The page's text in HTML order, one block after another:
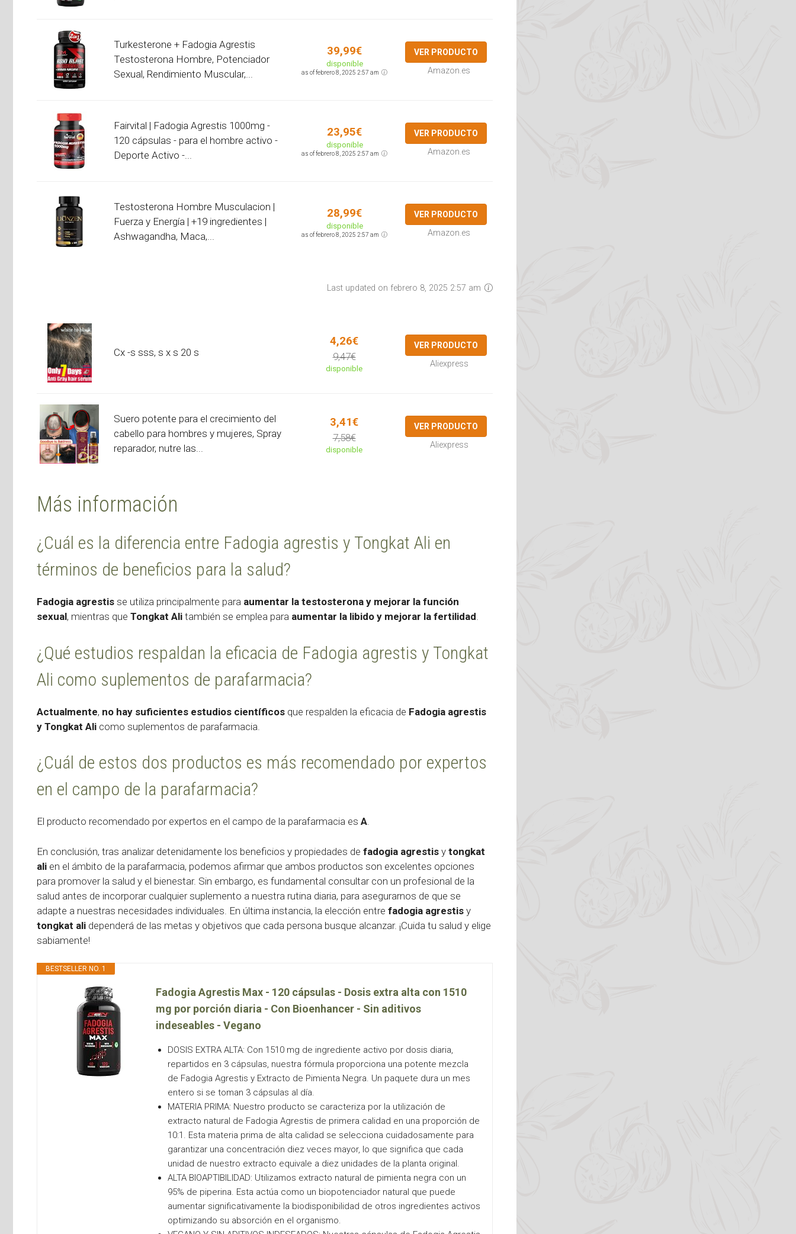
Turkesterone + Fadogia Agrestis
Testosterona Hombre, Potenciador
Sexual, Rendimiento Muscular,...
39,99€
disponible
as of febrero 8, 2025 2:57 am
VER PRODUCTO
Amazon.es
Fairvital | Fadogia Agrestis 1000mg -
120 cápsulas - para el hombre activo -
Deporte Activo -...
23,95€
disponible
as of febrero 8, 2025 2:57 am
VER PRODUCTO
Amazon.es
Testosterona Hombre Musculacion |
Fuerza y Energía | +19 ingredientes |
Ashwagandha, Maca,...
28,99€
disponible
as of febrero 8, 2025 2:57 am
VER PRODUCTO
Amazon.es
Last updated on febrero 8, 2025 2:57 am
Cx -s sss, s x s 20 s
4,26€
9,47€
disponible
VER PRODUCTO
Aliexpress
Suero potente para el crecimiento del
cabello para hombres y mujeres, Spray
reparador, nutre las...
3,41€
7,58€
disponible
VER PRODUCTO
Aliexpress
Más información
¿Cuál es la diferencia entre Fadogia agrestis y Tongkat Ali en
términos de beneficios para la salud?
Fadogia agrestis se utiliza principalmente para aumentar la testosterona y mejorar la función
sexual, mientras que Tongkat Ali también se emplea para aumentar la libido y mejorar la fertilidad.
¿Qué estudios respaldan la eficacia de Fadogia agrestis y Tongkat
Ali como suplementos de parafarmacia?
Actualmente, no hay suficientes estudios científicos que respalden la eficacia de Fadogia agrestis
y Tongkat Ali como suplementos de parafarmacia.
¿Cuál de estos dos productos es más recomendado por expertos
en el campo de la parafarmacia?
El producto recomendado por expertos en el campo de la parafarmacia es A.
En conclusión, tras analizar detenidamente los beneficios y propiedades de fadogia agrestis y tongkat
ali en el ámbito de la parafarmacia, podemos afirmar que ambos productos son excelentes opciones
para promover la salud y el bienestar. Sin embargo, es fundamental consultar con un profesional de la
salud antes de incorporar cualquier suplemento a nuestra rutina diaria, para asegurarnos de que se
adapte a nuestras necesidades individuales. En última instancia, la elección entre fadogia agrestis y
tongkat ali dependerá de las metas y objetivos que cada persona busque alcanzar. ¡Cuida tu salud y elige
sabiamente!
BESTSELLER NO. 1
Fadogia Agrestis Max - 120 cápsulas - Dosis extra alta con 1510
mg por porción diaria - Con Bioenhancer - Sin aditivos
indeseables - Vegano
DOSIS EXTRA ALTA: Con 1510 mg de ingrediente activo por dosis diaria,
repartidos en 3 cápsulas, nuestra fórmula proporciona una potente mezcla
de Fadogia Agrestis y Extracto de Pimienta Negra. Un paquete dura un mes
entero si se toman 3 cápsulas al día.
MATERIA PRIMA: Nuestro producto se caracteriza por la utilización de
extracto natural de Fadogia Agrestis de primera calidad en una proporción de
10:1. Esta materia prima de alta calidad se selecciona cuidadosamente para
garantizar una concentración diez veces mayor, lo que significa que cada
unidad de nuestro extracto equivale a diez unidades de la planta original.
ALTA BIOAPTIBILIDAD: Utilizamos extracto natural de pimienta negra con un
95% de piperina. Esta actúa como un biopotenciador natural que puede
aumentar significativamente la biodisponibilidad de otros ingredientes activos
optimizando su absorción en el organismo.